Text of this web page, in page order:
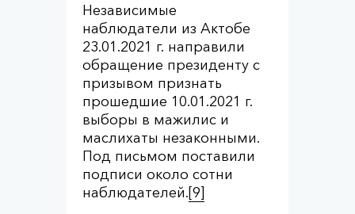
Независимые
наблюдатели из Актобе
23.01.2021 г. направили
обращение президенту с
призывом признать
прошедшие 10.01.2021 г.
выборы в мажилис и
маслихаты незаконными.
Под письмом поставили
подписи около сотни
наблюдателей.[9]